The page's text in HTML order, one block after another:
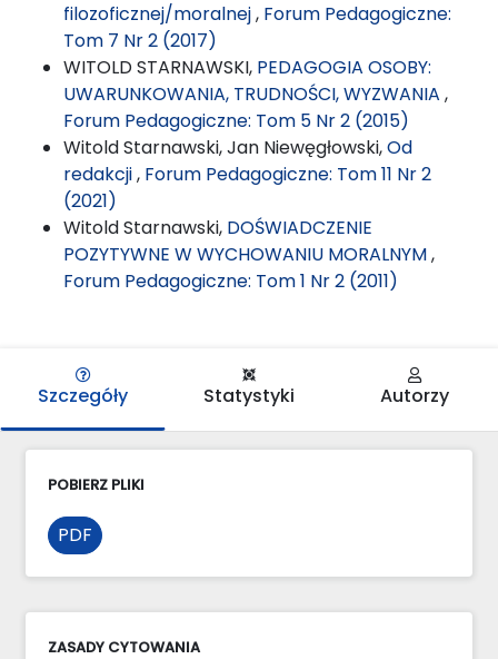
filozoficznej/moralnej, Forum Pedagogiczne:
Tom 7 Nr 2 (2017)
WITOLD STARNAWSKI, PEDAGOGIA OSOBY:
UWARUNKOWANIA, TRUDNOŚCI, WYZWANIA ,
Forum Pedagogiczne: Tom 5 Nr 2 (2015)
Witold Starnawski, Jan Niewęgłowski,Od
redakcji, Forum Pedagogiczne: Tom 11 Nr 2
(2021)
Witold Starnawski, DOŚWIADCZENIE
POZYTYWNE W WYCHOWANIU MORALNYM,
Forum Pedagogiczne: Tom 1 Nr 2 (2011)
Szczegóły Statystyki Autorzy
POBIERZ PLIKI
PDF
ZASADY CYTOWANIA